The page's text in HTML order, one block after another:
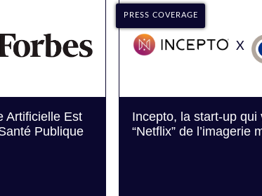
Artificielle Est
Publique
PRESS COVERAGE
X
Incepto, la start-up qui
“Netflix” de l’imagerie